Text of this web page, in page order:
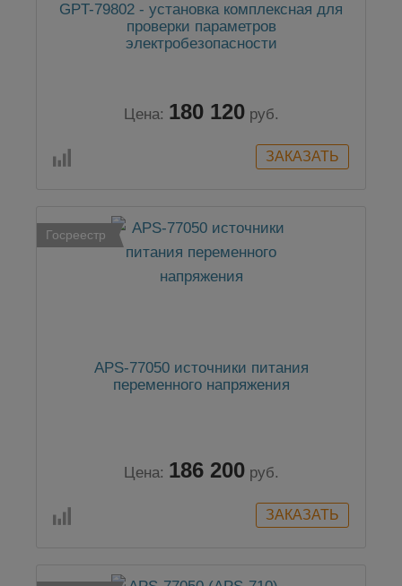
GPT-79802 - установка комплексная для
проверки параметров
электробезопасности
Цена: 180 120 руб.
Госреестр
APS-77050 источники питания
переменного напряжения
Цена: 186 200 руб.